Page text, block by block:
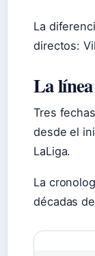
La
directos:
La
Tres
desde el
LaLiga.
La
décadas